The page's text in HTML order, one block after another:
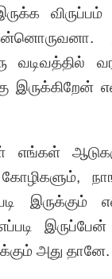
விருப்பம்
வர
இருக்கிறேன்
எங்கள்
இருக்கும்
அது தானே.